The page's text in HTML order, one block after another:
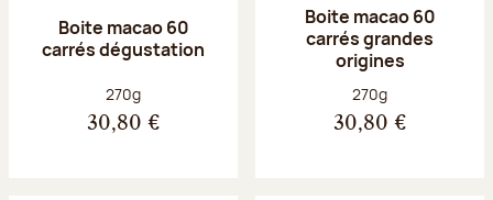
Boite macao 60
carrés dégustation
Poids net :
270g
30,80 €
Boite macao 60
carrés grandes
origines
Poids net :
270g
30,80 €